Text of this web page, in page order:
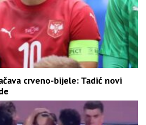
crveno-bijele: Tadić novi